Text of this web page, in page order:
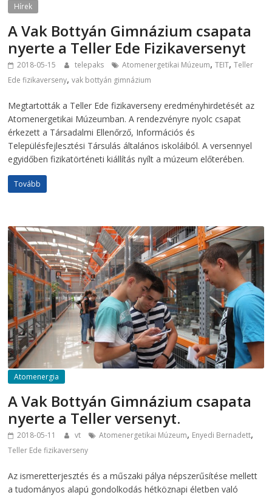
Hírek
A Vak Bottyán Gimnázium csapata
nyerte a Teller Ede Fizikaversenyt
2018-05-15 telepaks Atomenergetikai Múzeum,TEIT,Teller
Ede fizikaverseny,vak bottyán gimnázium
Megtartották a Teller Ede fizikaverseny eredményhirdetését az
Atomenergetikai Múzeumban. A rendezvényre nyolc csapat
érkezett a Társadalmi Ellenőrző, Információs és
Településfejlesztési Társulás általános iskoláiból. A versennyel
egyidőben fizikatörténeti kiállítás nyílt a múzeum előterében.
Tovább
Atomenergia
A Vak Bottyán Gimnázium csapata
nyerte a Teller versenyt.
2018-05-11 vt Atomenergetikai Múzeum, Enyedi Bernadett,
Teller Ede fizikaverseny
Az ismeretterjesztés és a műszaki pálya népszerűsítése mellett
a tudományos alapú gondolkodás hétköznapi életben való